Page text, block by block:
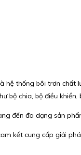
thống bôi trơn
chia, bộ điều
đến đa dạng sản
kết cung cấp giải